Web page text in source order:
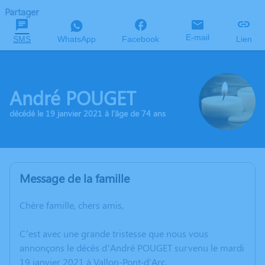
Partager
SMS WhatsApp Facebook E-mail Lien
André POUGET
décédé le 19 janvier 2021 à l'âge de 74 ans
Message de la famille
Chère famille, chers amis,
C’est avec une grande tristesse que nous vous
annonçons le décès d’André POUGET survenu le mardi
19 janvier 2021 à Vallon-Pont-d'Arc.